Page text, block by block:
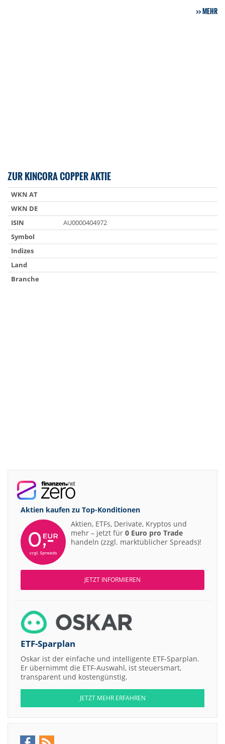
MEHR
ZUR KINCORA COPPER AKTIE
WKN AT
WKN DE
ISIN
AU0000404972
Symbol
Indizes
Land
Branche
Aktien kaufen zu Top-Konditionen
Aktien, ETFs, Derivate, Kryptos und
mehr – jetzt für 0 Euro pro Trade
handeln (zzgl. marktüblicher Spreads)!
JETZT INFORMIEREN
ETF-Sparplan
Oskar ist der einfache und intelligente ETF-Sparplan.
Er übernimmt die ETF-Auswahl, ist steuersmart,
transparent und kostengünstig.
JETZT MEHR ERFAHREN